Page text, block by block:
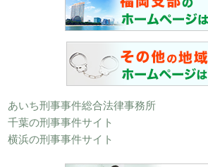
あいち刑事事件総合法律事務所
千葉の刑事事件サイト
横浜の刑事事件サイト